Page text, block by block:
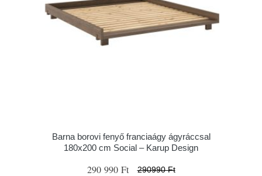
Barna borovi fenyő franciaágy ágyráccsal
180x200 cm Social – Karup Design
290 990 Ft 290990 Ft